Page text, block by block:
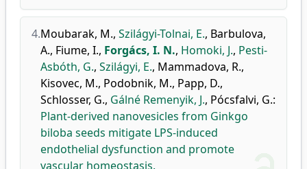
4.Moubarak, M., Szilágyi-Tolnai, E., Barbulova,
A., Fiume, I., Forgács, I. N., Homoki, J., Pesti-
Asbóth, G., Szilágyi, E., Mammadova, R.,
Kisovec, M., Podobnik, M., Papp, D.,
Schlosser, G., Gálné Remenyik, J., Pócsfalvi, G.:
Plant-derived nanovesicles from Ginkgo
biloba seeds mitigate LPS-induced
endothelial dysfunction and promote
vascular homeostasis.